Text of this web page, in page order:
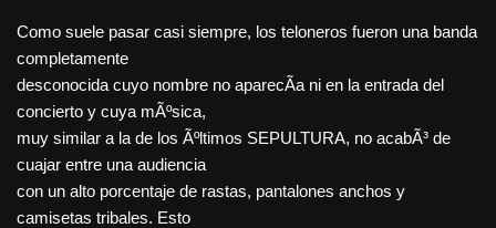
Como suele pasar casi siempre, los teloneros fueron una banda
completamente
desconocida cuyo nombre no aparecÃ­a ni en la entrada del
concierto y cuya mÃºsica,
muy similar a la de los Ãºltimos SEPULTURA, no acabÃ³ de
cuajar entre una audiencia
con un alto porcentaje de rastas, pantalones anchos y
camisetas tribales. Esto